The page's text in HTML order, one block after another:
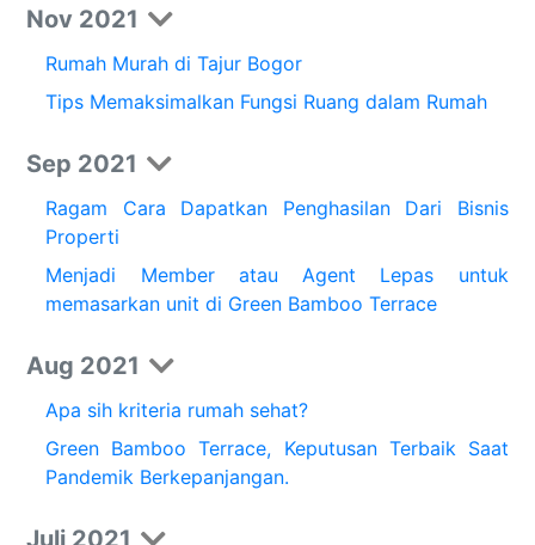
Nov 2021
Rumah Murah di Tajur Bogor
Tips Memaksimalkan Fungsi Ruang dalam Rumah
Sep 2021
Ragam Cara Dapatkan Penghasilan Dari Bisnis
Properti
Menjadi Member atau Agent Lepas untuk
memasarkan unit di Green Bamboo Terrace
Aug 2021
Apa sih kriteria rumah sehat?
Green Bamboo Terrace, Keputusan Terbaik Saat
Pandemik Berkepanjangan.
Juli 2021